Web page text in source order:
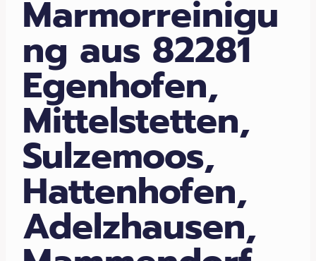
Marmorreinigu
ng aus 82281
Egenhofen,
Mittelstetten,
Sulzemoos,
Hattenhofen,
Adelzhausen,